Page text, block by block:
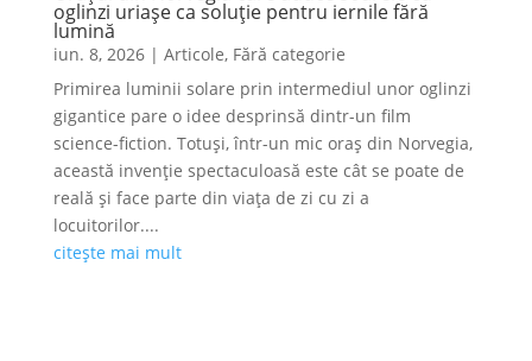
oglinzi uriașe ca soluție pentru iernile fără
lumină
iun. 8, 2026| Articole, Fără categorie
Primirea luminii solare prin intermediul unor oglinzi
gigantice pare o idee desprinsă dintr-un film
science-fiction. Totuși, într-un mic oraș din Norvegia,
această invenție spectaculoasă este cât se poate de
reală și face parte din viața de zi cu zi a
locuitorilor....
citește mai mult